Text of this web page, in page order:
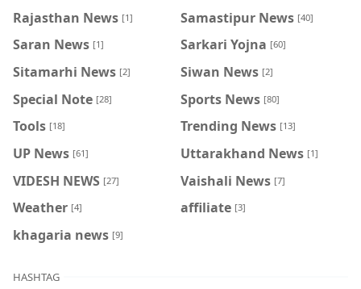
Rajasthan News [1] Samastipur News [40]
Saran News [1] Sarkari Yojna [60]
Sitamarhi News [2] Siwan News [2]
Special Note [28] Sports News [80]
Tools [18] Trending News [13]
UP News [61] Uttarakhand News [1]
VIDESH NEWS [27] Vaishali News [7]
Weather [4] affiliate [3]
khagaria news [9]
HASHTAG